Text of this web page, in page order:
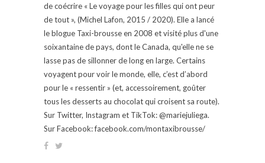
de coécrire « Le voyage pour les filles qui ont peur
de tout », (Michel Lafon, 2015 / 2020). Elle a lancé
le blogue Taxi-brousse en 2008 et visité plus d'une
soixantaine de pays, dont le Canada, qu'elle ne se
lasse pas de sillonner de long en large. Certains
voyagent pour voir le monde, elle, c’est d’abord
pour le « ressentir » (et, accessoirement, goûter
tous les desserts au chocolat qui croisent sa route).
Sur Twitter, Instagram et TikTok: @mariejuliega.
Sur Facebook: facebook.com/montaxibrousse/